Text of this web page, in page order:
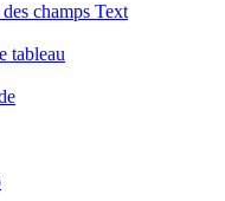
champs Text
tableau